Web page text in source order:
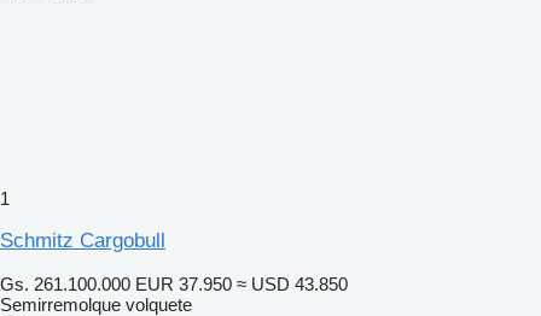
1
Schmitz Cargobull
Gs. 261.100.000 EUR 37.950 ≈ USD 43.850
Semirremolque volquete